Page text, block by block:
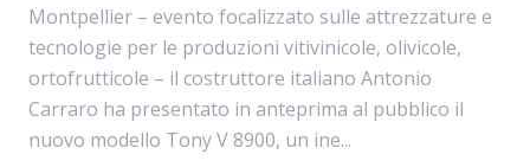
Montpellier – evento focalizzato sulle attrezzature e
tecnologie per le produzioni vitivinicole, olivicole,
ortofrutticole – il costruttore italiano Antonio
Carraro ha presentato in anteprima al pubblico il
nuovo modello Tony V 8900, un ine...